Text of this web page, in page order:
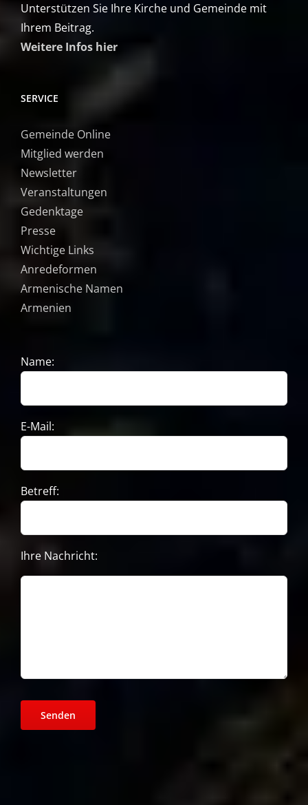
Unterstützen Sie Ihre Kirche und Gemeinde mit
Ihrem Beitrag.
Weitere Infos hier
SERVICE
Gemeinde Online
Mitglied werden
Newsletter
Veranstaltungen
Gedenktage
Presse
Wichtige Links
Anredeformen
Armenische Namen
Armenien
Name:
E-Mail:
Betreff:
Ihre Nachricht: